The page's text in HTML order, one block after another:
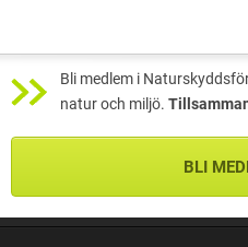
Bli medlem i
natur och miljö.
BLI